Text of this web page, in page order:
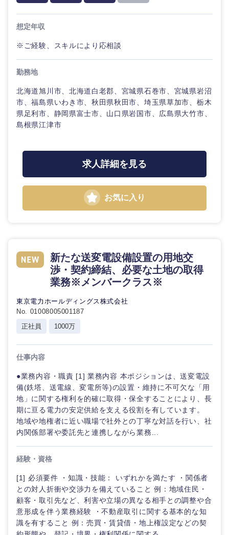
海外
想定年収
※ご経験、スキルにより応相談
勤務地
北海道旭川市、北海道白老郡、宮城県石巻市、宮城県岩沼
市、福島県いわき市、秋田県秋田市、埼玉県草加市、栃木
県足利市、静岡県富士市、山口県岩国市、広島県大竹市、
島根県江津市
求人詳細を見る
お気に入り
新たな送変電設備設置の用地交
渉・契約締結、必要な土地の取得
業務※メンバークラス※
東京電力ホールディングス株式会社
No. 01008005001187
正社員
1000万
仕事内容
●業務内容・職責 [1] 業務内容 本ポジションは、送変電設
備(鉄塔、送電線、変電所等)の設置・維持に不可欠な「用
地」に関する権利を的確に取得・保全することにより、長
期に亘る電力の安定供給を支える役割を有しています。
地域や地権者に近い職場で社外との丁寧な対話を行い、社
内関係部署や委託先と連携しながら業務...
経験・資格
[1] 必須要件 ・知識・技能： いずれかを満たす ・関係者
との対人折衝や交渉力を備えていること 例：地域住民・
顧客・取引先など、利害や立場の異なる相手との調整や合
意形成を伴う業務経験 ・不動産取引に関する基本的な知
識を有すること 例：売買・賃貸借・地上権設定などの契